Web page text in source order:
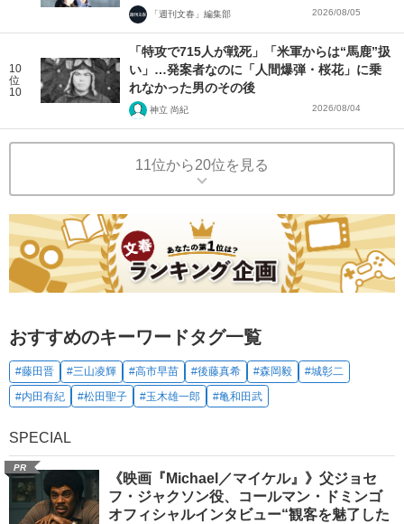
「週刊文春」編集部 2026/08/05
10
位
10
「特攻で715人が戦死」「米軍からは“馬鹿”扱
い」…発案者なのに「人間爆弾・桜花」に乗
れなかった男のその後
神立 尚紀 2026/08/04
11位から20位を見る
おすすめのキーワードタグ一覧
#藤田晋 #三山凌輝 #高市早苗 #後藤真希 #森岡毅
#城彰二
#内田有紀
#松田聖子 #玉木雄一郎 #亀和田武
SPECIAL
PR
《映画『Michael／マイケル』》父ジョセ
フ・ジャクソン役、コールマン・ドミンゴ
オフィシャルインタビュー“観客を魅了した